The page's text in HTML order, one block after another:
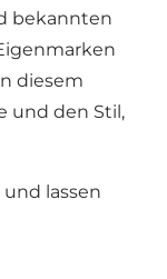
bekannten
diesem
und den Stil,
lassen